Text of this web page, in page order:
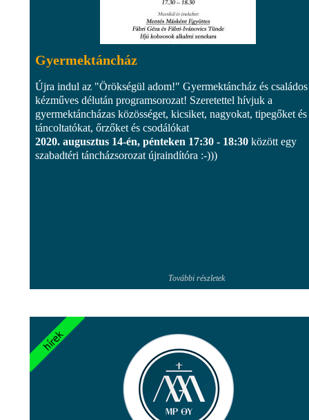
Gyermektáncház
Újra indul az "Örökségül adom!" Gyermektáncház és családos
kézműves délután programsorozat! Szeretettel hívjuk a
gyermektáncházas közösséget, kicsiket, nagyokat, tipegőket és
táncoltatókat, őrzőket és csodálókat
2020. augusztus 14-én, pénteken 17:30 - 18:30 között egy
szabadtéri táncházsorozat újraindítóra :-)))
További részletek